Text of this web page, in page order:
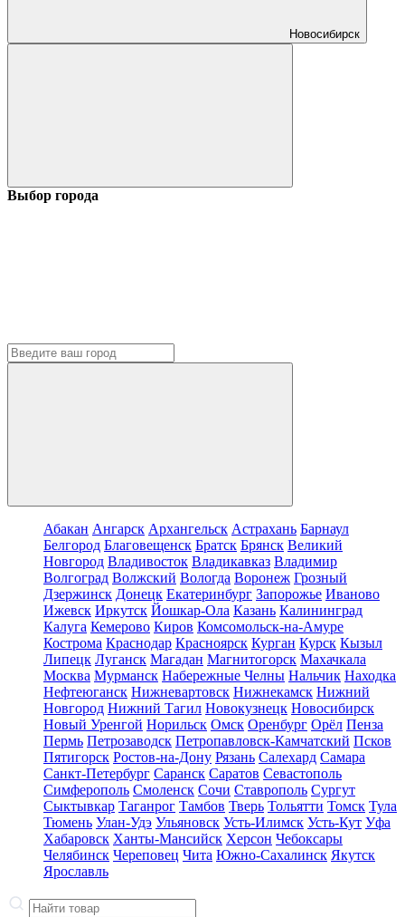
Новосибирск
Выбор города
Абакан Ангарск Архангельск Астрахань Барнаул
Белгород Благовещенск Братск Брянск Великий
Новгород Владивосток Владикавказ Владимир
Волгоград Волжский Вологда Воронеж Грозный
Дзержинск Донецк Екатеринбург Запорожье Иваново
Ижевск Иркутск Йошкар-Ола Казань Калининград
Калуга Кемерово Киров Комсомольск-на-Амуре
Кострома Краснодар Красноярск Курган Курск Кызыл
Липецк Луганск Магадан Магнитогорск Махачкала
Москва Мурманск Набережные Челны Нальчик Находка
Нефтеюганск Нижневартовск Нижнекамск Нижний
Новгород Нижний Тагил Новокузнецк Новосибирск
Новый Уренгой Норильск Омск Оренбург Орёл Пенза
Пермь Петрозаводск Петропавловск-Камчатский Псков
Пятигорск Ростов-на-Дону Рязань Салехард Самара
Санкт-Петербург Саранск Саратов Севастополь
Симферополь Смоленск Сочи Ставрополь Сургут
Сыктывкар Таганрог Тамбов Тверь Тольятти Томск Тула
Тюмень Улан-Удэ Ульяновск Усть-Илимск Усть-Кут Уфа
Хабаровск Ханты-Мансийск Херсон Чебоксары
Челябинск Череповец Чита Южно-Сахалинск Якутск
Ярославль